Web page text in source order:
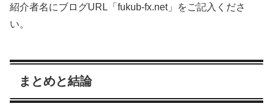
紹介者名にブログURL「fukub-fx.net」をご記入くださ
い。
まとめと結論